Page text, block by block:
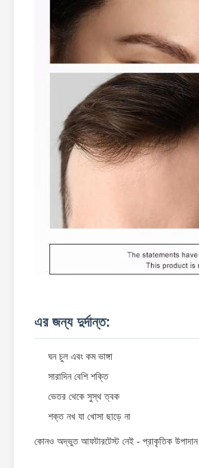
এর জন্য দুর্দান্ত:
ঘন চুল এবং কম ভাঙ্গা
সারাদিন বেশি শক্তি
ভেতর থেকে সুস্থ ত্বক
শক্ত নখ যা খোসা ছাড়ে না
কোনও অদ্ভুত আফটারটেস্ট নেই - প্রাকৃতিক উপাদান